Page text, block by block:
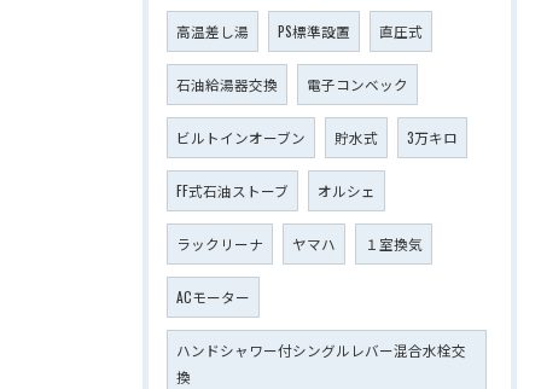
高温差し湯 PS標準設置 直圧式
石油給湯器交換 電子コンベック
ビルトインオーブン 貯水式 3万キロ
FF式石油ストーブ オルシェ
ラックリーナ ヤマハ １室換気
ACモーター
ハンドシャワー付シングルレバー混合水栓交
換